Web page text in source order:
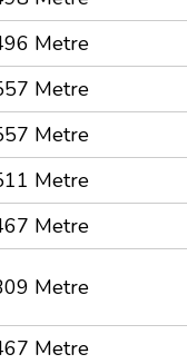
Metre
Metre
Metre
Metre
Metre
Metre
Metre